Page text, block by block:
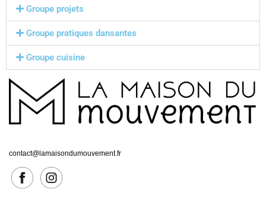
Groupe projets
Groupe pratiques dansantes
Groupe cuisine
contact@lamaisondumouvement.fr